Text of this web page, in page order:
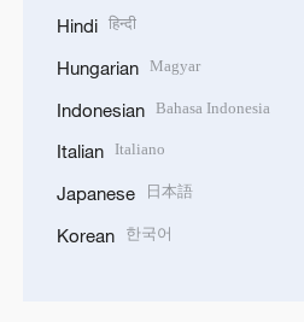
Hindi हिन्दी
Hungarian Magyar
Indonesian Bahasa Indonesia
Italian Italiano
Japanese 日本語
Korean 한국어